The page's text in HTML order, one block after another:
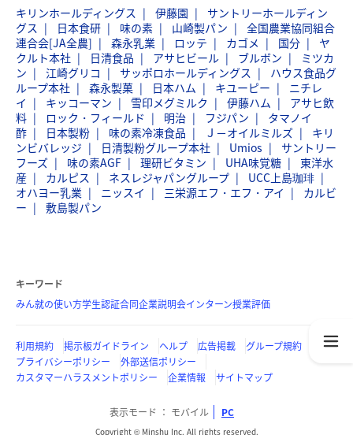
キリンホールディングス 伊藤園
サントリーホールディン
グス
日本食研 味の素 山崎製パン
全国農業協同組合
連合会[JA全農]
森永乳業 ロッテ カゴメ 国分
ヤ
クルト本社
日清食品 アサヒビール ブルボン
ミツカ
ン
江崎グリコ サッポロホールディングス
ハウス食品グ
ループ本社
森永製菓 日本ハム キユーピー
ニチレ
イ
キッコーマン 雪印メグミルク 伊藤ハム
アサヒ飲
料
ロック・フィールド 明治 フジパン
タマノイ
酢
日本製粉 味の素冷凍食品 Ｊ－オイルミルズ
キリ
ンビバレッジ
日清製粉グループ本社 Umios
サントリー
フーズ
味の素AGF 理研ビタミン UHA味覚糖
東洋水
産
カルピス ネスレジャパングループ
UCC上島珈琲
オハヨー乳業
ニッスイ 三栄源エフ・エフ・アイ
カルビ
ー
敷島製パン
キーワード
みん就の使い方学生認証合同企業説明会インターン授業評価
利用規約 掲示板ガイドライン ヘルプ 広告掲載
グループ規約
プライバシーポリシー
外部送信ポリシー
カスタマーハラスメントポリシー
企業情報 サイトマップ
表示モード モバイル PC
Copyright © Minshu Inc. All rights reserved.